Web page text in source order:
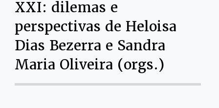
XXI: dilemas e
perspectivas de Heloisa
Dias Bezerra e Sandra
Maria Oliveira (orgs.)